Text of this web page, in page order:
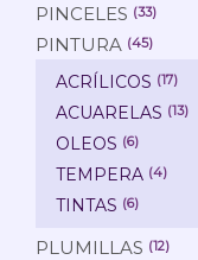
PINCELES (33)
PINTURA (45)
ACRÍLICOS (17)
ACUARELAS (13)
OLEOS (6)
TEMPERA (4)
TINTAS (6)
PLUMILLAS (12)